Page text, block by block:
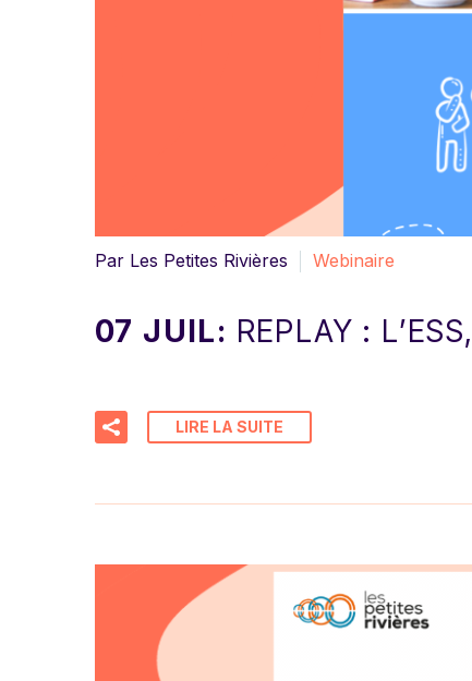
Par Les Petites Rivières Webinaire
07 JUIL: REPLAY :
LIRE LA SUITE